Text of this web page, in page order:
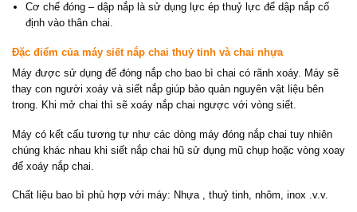
Cơ chế đóng – dập nắp là sử dụng lực ép thuỷ lực để dập nắp cố
định vào thân chai.
Đặc điểm của máy siết nắp chai thuỷ tinh và chai nhựa
Máy được sử dụng để đóng nắp cho bao bì chai có rãnh xoáy. Máy sẽ
thay con người xoáy và siết nắp giúp bảo quản nguyên vật liệu bên
trong. Khi mở chai thì sẽ xoáy nắp chai ngược với vòng siết.
Máy có kết cấu tương tự như các dòng máy đóng nắp chai tuy nhiên
chúng khác nhau khi siết nắp chai hũ sử dụng mũ chụp hoặc vòng xoay
để xoáy nắp chai.
Chất liệu bao bì phù hợp với máy: Nhựa , thuỷ tinh, nhôm, inox .v.v.